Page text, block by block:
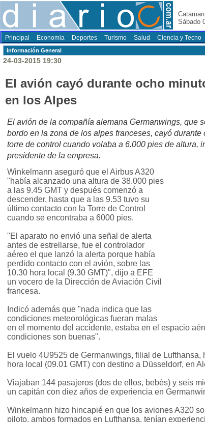
Sábado
Principal Economia Deportes Turismo Salud Ciencia y Tecno
Información General
24-03-2015 19:30
El avión cayó durante ocho
en los Alpes
El avión de la compañía alemana Germanwings, que
bordo en la zona de los alpes franceses, cayó
torre de control cuando volaba a 6.000 pies de altura,
presidente de la empresa.
Winkelmann aseguró que el Airbus A320
"había alcanzado una altura de 38.000 pies
a las 9.45 GMT y después comenzó a
descender, hasta que a las 9.53 tuvo su
último contacto con la Torre de Control
cuando se encontraba a 6000 pies.
"El aparato no envió una señal de alerta
antes de estrellarse, fue el controlador
aéreo el que lanzó la alerta porque había
perdido contacto con el avión, sobre las
10.30 hora local (9.30 GMT)", dijo a EFE
un vocero de la Dirección de Aviación Civil
francesa.
Indicó además que "nada indica que las
condiciones meteorológicas fueran malas
en el momento del accidente, estaba en el espacio
condiciones son buenas".
El vuelo 4U9525 de Germanwings, filial de
hora local (09.01 GMT) con destino a Düsseldorf, en
Viajaban 144 pasajeros (dos de ellos, bebés) y seis
un capitán con diez años de experiencia en
Winkelmann hizo hincapié en que los aviones A320
piloto, ambos formados en Lufthansa, tenían